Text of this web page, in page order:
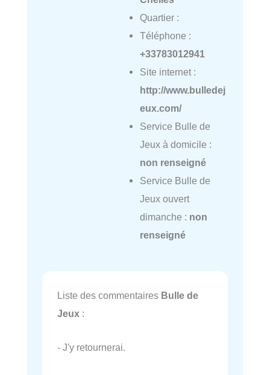
Quartier :
Téléphone :
+33783012941
Site internet :
http://www.bulledej
eux.com/
Service Bulle de
Jeux à domicile :
non renseigné
Service Bulle de
Jeux ouvert
dimanche : non
renseigné
Liste des commentaires Bulle de
Jeux :
- J'y retournerai.